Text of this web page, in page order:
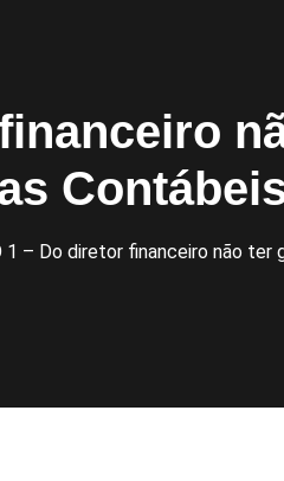
1 – Do diretor financeiro não ter